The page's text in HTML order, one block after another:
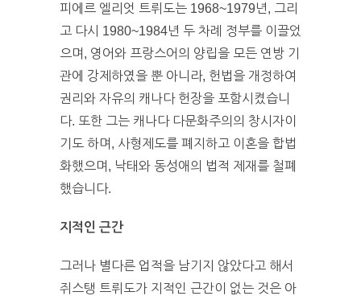
피에르 엘리엇 트뤼도는 1968~1979년, 그리
고 다시 1980~1984년 두 차례 정부를 이끌었
으며, 영어와 프랑스어의 양립을 모든 연방 기
관에 강제하였을 뿐 아니라, 헌법을 개정하여
권리와 자유의 캐나다 헌장을 포함시켰습니
다. 또한 그는 캐나다 다문화주의의 창시자이
기도 하며, 사형제도를 폐지하고 이혼을 합법
화했으며, 낙태와 동성애의 법적 제재를 철폐
했습니다.
지적인 근간
그러나 별다른 업적을 남기지 않았다고 해서
쥐스탱 트뤼도가 지적인 근간이 없는 것은 아